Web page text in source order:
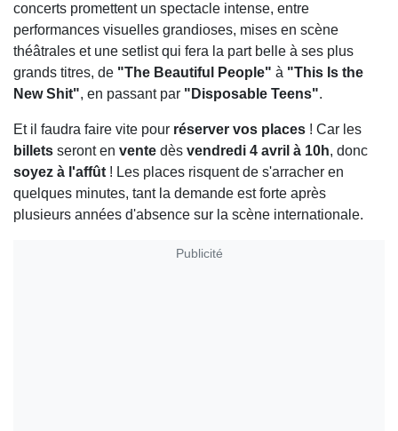
concerts promettent un spectacle intense, entre
performances visuelles grandioses, mises en scène
théâtrales et une setlist qui fera la part belle à ses plus
grands titres, de "The Beautiful People" à "This Is the
New Shit", en passant par "Disposable Teens".
Et il faudra faire vite pour réserver vos places ! Car les
billets seront en vente dès vendredi 4 avril à 10h, donc
soyez à l'affût ! Les places risquent de s'arracher en
quelques minutes, tant la demande est forte après
plusieurs années d'absence sur la scène internationale.
Publicité